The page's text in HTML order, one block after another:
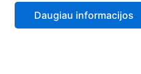
Daugiau informacijos